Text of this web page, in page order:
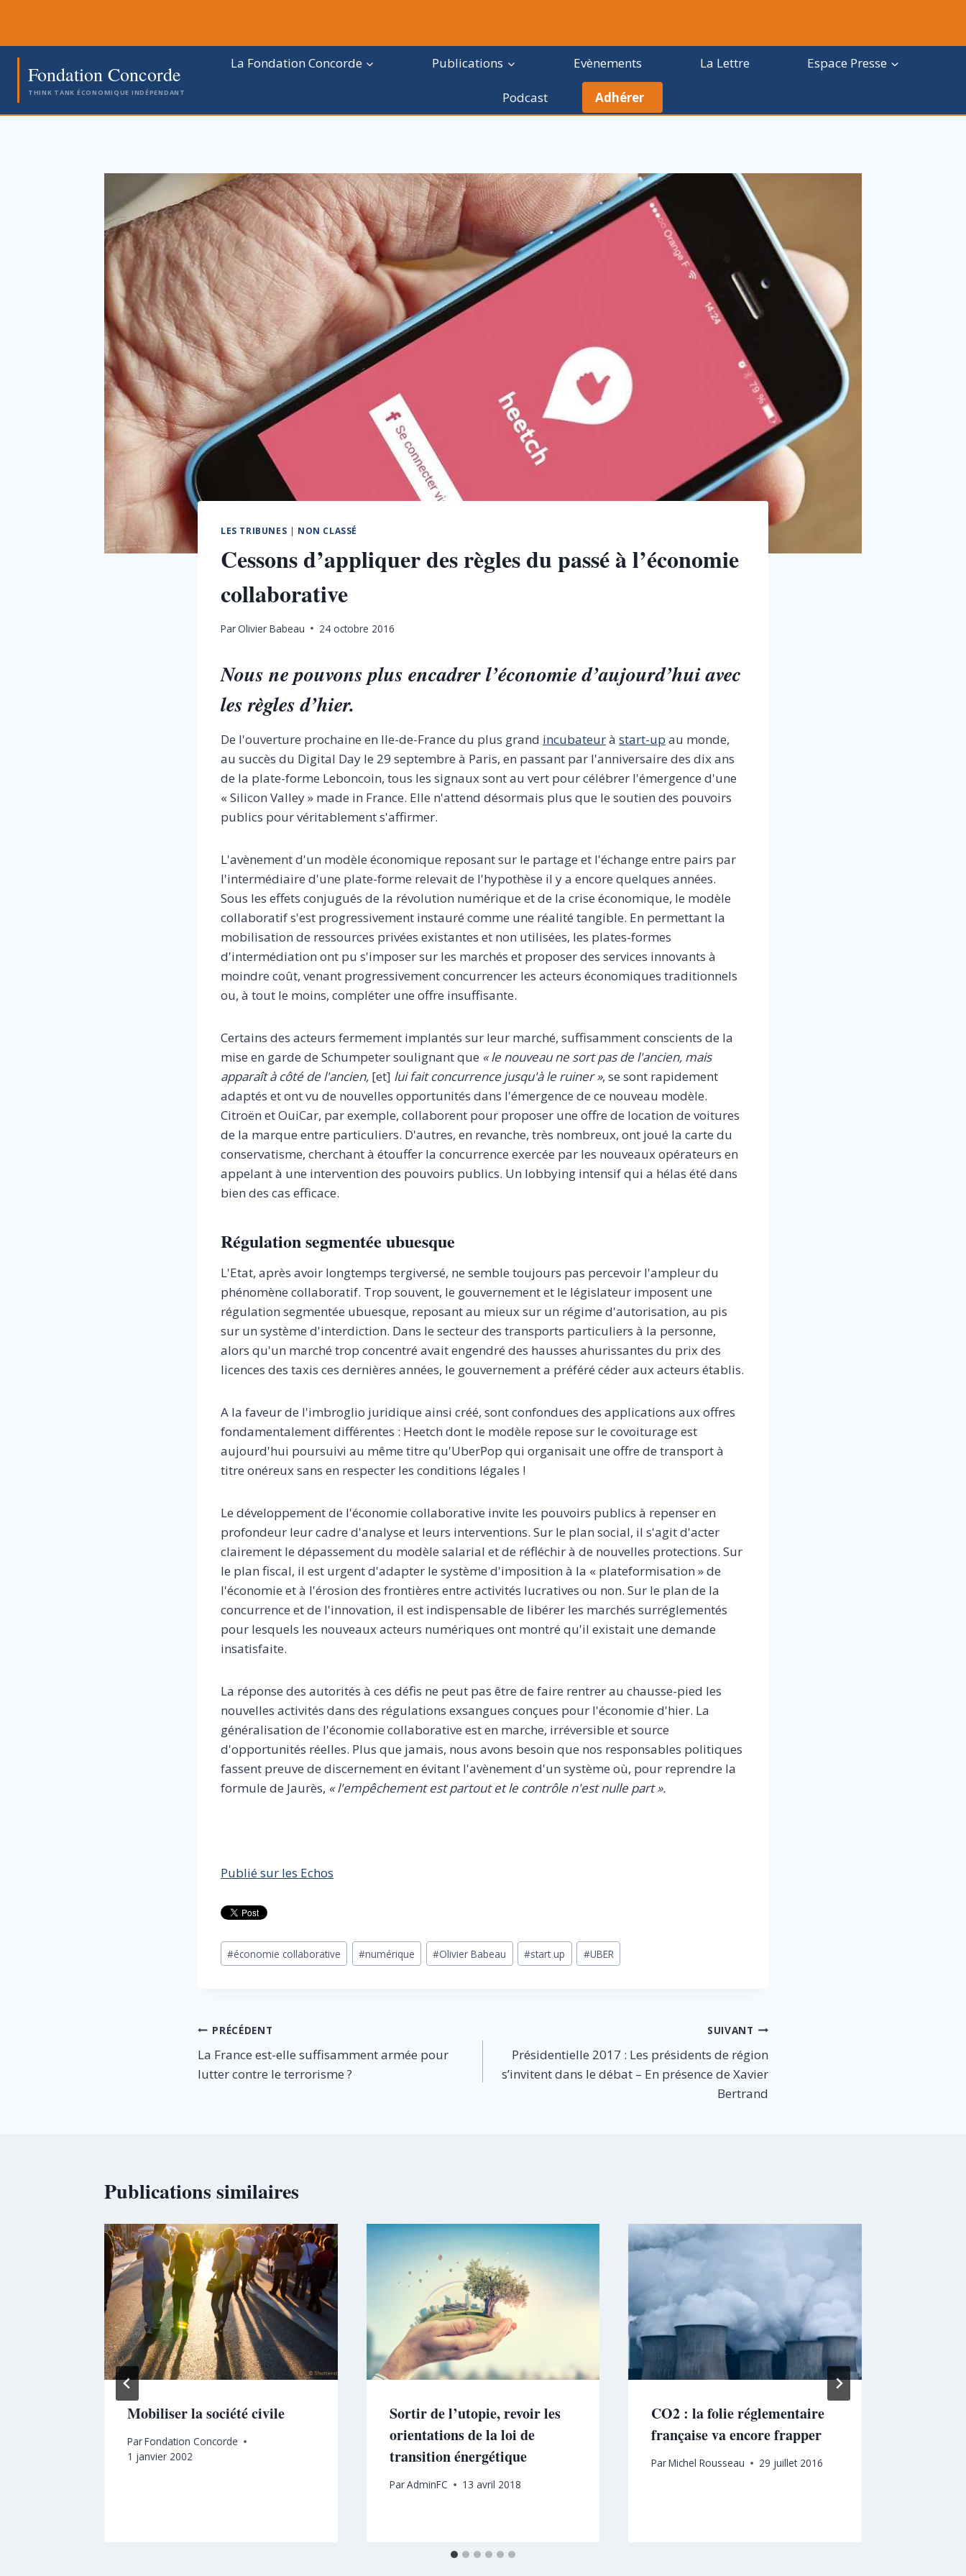
contenu
Fondation Concorde
THINK TANK ÉCONOMIQUE INDÉPENDANT
La Fondation Concorde Publications Evènements La Lettre Espace Presse
Podcast Adhérer
LES TRIBUNES | NON CLASSÉ
Cessons d’appliquer des règles du passé à l’économie
collaborative
ParOlivier Babeau 24 octobre 2016
Nous ne pouvons plus encadrer l’économie d’aujourd’hui avec
les règles d’hier.
De l'ouverture prochaine en Ile-de-France du plus grand incubateurà start-up au monde,
au succès du Digital Day le 29 septembre à Paris, en passant par l'anniversaire des dix ans
de la plate-forme Leboncoin, tous les signaux sont au vert pour célébrer l'émergence d'une
« Silicon Valley » made in France. Elle n'attend désormais plus que le soutien des pouvoirs
publics pour véritablement s'affirmer.
L'avènement d'un modèle économique reposant sur le partage et l'échange entre pairs par
l'intermédiaire d'une plate-forme relevait de l'hypothèse il y a encore quelques années.
Sous les effets conjugués de la révolution numérique et de la crise économique, le modèle
collaboratif s'est progressivement instauré comme une réalité tangible. En permettant la
mobilisation de ressources privées existantes et non utilisées, les plates-formes
d'intermédiation ont pu s'imposer sur les marchés et proposer des services innovants à
moindre coût, venant progressivement concurrencer les acteurs économiques traditionnels
ou, à tout le moins, compléter une offre insuffisante.
Certains des acteurs fermement implantés sur leur marché, suffisamment conscients de la
mise en garde de Schumpeter soulignant que « le nouveau ne sort pas de l'ancien, mais
apparaît à côté de l'ancien, [et] lui fait concurrence jusqu'à le ruiner », se sont rapidement
adaptés et ont vu de nouvelles opportunités dans l'émergence de ce nouveau modèle.
Citroën et OuiCar, par exemple, collaborent pour proposer une offre de location de voitures
de la marque entre particuliers. D'autres, en revanche, très nombreux, ont joué la carte du
conservatisme, cherchant à étouffer la concurrence exercée par les nouveaux opérateurs en
appelant à une intervention des pouvoirs publics. Un lobbying intensif qui a hélas été dans
bien des cas efficace.
Régulation segmentée ubuesque
L'Etat, après avoir longtemps tergiversé, ne semble toujours pas percevoir l'ampleur du
phénomène collaboratif. Trop souvent, le gouvernement et le législateur imposent une
régulation segmentée ubuesque, reposant au mieux sur un régime d'autorisation, au pis
sur un système d'interdiction. Dans le secteur des transports particuliers à la personne,
alors qu'un marché trop concentré avait engendré des hausses ahurissantes du prix des
licences des taxis ces dernières années, le gouvernement a préféré céder aux acteurs établis.
A la faveur de l'imbroglio juridique ainsi créé, sont confondues des applications aux offres
fondamentalement différentes : Heetch dont le modèle repose sur le covoiturage est
aujourd'hui poursuivi au même titre qu'UberPop qui organisait une offre de transport à
titre onéreux sans en respecter les conditions légales !
Le développement de l'économie collaborative invite les pouvoirs publics à repenser en
profondeur leur cadre d'analyse et leurs interventions. Sur le plan social, il s'agit d'acter
clairement le dépassement du modèle salarial et de réfléchir à de nouvelles protections. Sur
le plan fiscal, il est urgent d'adapter le système d'imposition à la « plateformisation » de
l'économie et à l'érosion des frontières entre activités lucratives ou non. Sur le plan de la
concurrence et de l'innovation, il est indispensable de libérer les marchés surréglementés
pour lesquels les nouveaux acteurs numériques ont montré qu'il existait une demande
insatisfaite.
La réponse des autorités à ces défis ne peut pas être de faire rentrer au chausse-pied les
nouvelles activités dans des régulations exsangues conçues pour l'économie d'hier. La
généralisation de l'économie collaborative est en marche, irréversible et source
d'opportunités réelles. Plus que jamais, nous avons besoin que nos responsables politiques
fassent preuve de discernement en évitant l'avènement d'un système où, pour reprendre la
formule de Jaurès, « l'empêchement est partout et le contrôle n'est nulle part ».
Publié sur les Echos
Étiquettes
de
#économie collaborative #numérique #Olivier Babeau #start up #UBER
Navigation
de
PRÉCÉDENT
La France est-elle suffisamment armée pour
lutter contre le terrorisme ?
SUIVANT
Présidentielle 2017 : Les présidents de région
s’invitent dans le débat – En présence de Xavier
Bertrand
Publications similaires
Mobiliser la société civile
ParFondation Concorde
1 janvier 2002
Sortir de l’utopie, revoir les
orientations de la loi de
transition énergétique
ParAdminFC 13 avril 2018
CO2 : la folie réglementaire
française va encore frapper
ParMichel Rousseau 29 juillet 2016